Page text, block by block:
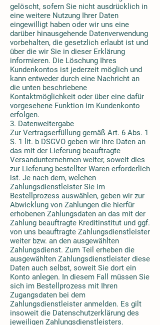
gelöscht, sofern Sie nicht ausdrücklich in
eine weitere Nutzung Ihrer Daten
eingewilligt haben oder wir uns eine
darüber hinausgehende Datenverwendung
vorbehalten, die gesetzlich erlaubt ist und
über die wir Sie in dieser Erklärung
informieren. Die Löschung Ihres
Kundenkontos ist jederzeit möglich und
kann entweder durch eine Nachricht an
die unten beschriebene
Kontaktmöglichkeit oder über eine dafür
vorgesehene Funktion im Kundenkonto
erfolgen.
3. Datenweitergabe
Zur Vertragserfüllung gemäß Art. 6 Abs. 1
S. 1 lit. b DSGVO geben wir Ihre Daten an
das mit der Lieferung beauftragte
Versandunternehmen weiter, soweit dies
zur Lieferung bestellter Waren erforderlich
ist. Je nach dem, welchen
Zahlungsdienstleister Sie im
Bestellprozess auswählen, geben wir zur
Abwicklung von Zahlungen die hierfür
erhobenen Zahlungsdaten an das mit der
Zahlung beauftragte Kreditinstitut und ggf.
von uns beauftragte Zahlungsdienstleister
weiter bzw. an den ausgewählten
Zahlungsdienst. Zum Teil erheben die
ausgewählten Zahlungsdienstleister diese
Daten auch selbst, soweit Sie dort ein
Konto anlegen. In diesem Fall müssen Sie
sich im Bestellprozess mit Ihren
Zugangsdaten bei dem
Zahlungsdienstleister anmelden. Es gilt
insoweit die Datenschutzerklärung des
jeweiligen Zahlungsdienstleisters.